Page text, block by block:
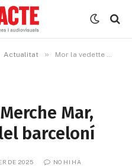
Actualitat » Mor la vedette Merche Mar, icona del Paral·lel barceloní
Mar,
barceloní
DE 2025 NO HI HA